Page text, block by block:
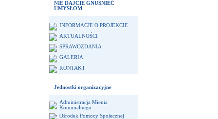
NIE DAJCIE GNUŚNIEĆ
UMYSŁOM
INFORMACJE O PROJEKCIE
AKTUALNOŚCI
SPRAWOZDANIA
GALERIA
KONTAKT
Jednostki organizacyjne
Administracja Mienia
Komunalnego
Ośrodek Pomocy Społecznej